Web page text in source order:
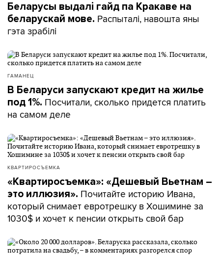
Беларусы выдалі гайд па Кракаве на
беларускай мове. Распыталі, навошта яны
гэта зрабілі
ГАМАНЕЦ
В Беларуси запускают кредит на жилье
под 1%. Посчитали, сколько придется платить
на самом деле
КВАРТИРОСЪЕМКА
«Квартиросъемка»: «Дешевый Вьетнам –
это иллюзия». Почитайте историю Ивана,
который снимает евротрешку в Хошимине за
1030$ и хочет к пенсии открыть свой бар